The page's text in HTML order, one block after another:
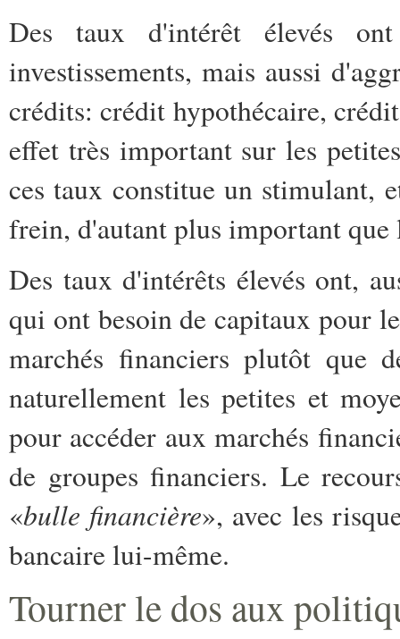
Des taux d'intérêt élevés
investissements, mais aussi
crédits: crédit hypothécaire,
effet très important sur les
ces taux constitue un stimulant,
frein, d'autant plus important que
Des taux d'intérêts élevés ont,
qui ont besoin de capitaux pour
marchés financiers plutôt que
naturellement les petites et
pour accéder aux marchés
de groupes financiers. Le
«bulle financière», avec les
bancaire lui-même.
Tourner le dos aux